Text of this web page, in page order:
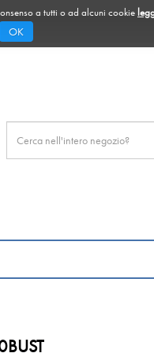
a tutti o ad alcuni cookie
OK
Prodotto